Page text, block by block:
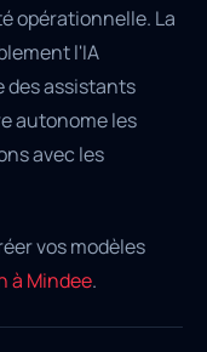
opérationnelle. La
l'IA
des assistants
autonome les
avec les
vos modèles
à Mindee.